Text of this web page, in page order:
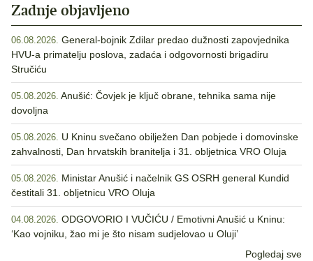
Zadnje objavljeno
06.08.2026. General-bojnik Zdilar predao dužnosti zapovjednika
HVU-a primatelju poslova, zadaća i odgovornosti brigadiru
Stručiću
05.08.2026. Anušić: Čovjek je ključ obrane, tehnika sama nije
dovoljna
05.08.2026. U Kninu svečano obilježen Dan pobjede i domovinske
zahvalnosti, Dan hrvatskih branitelja i 31. obljetnica VRO Oluja
05.08.2026. Ministar Anušić i načelnik GS OSRH general Kundid
čestitali 31. obljetnicu VRO Oluja
04.08.2026. ODGOVORIO I VUČIĆU / Emotivni Anušić u Kninu:
‘Kao vojniku, žao mi je što nisam sudjelovao u Oluji’
Pogledaj sve